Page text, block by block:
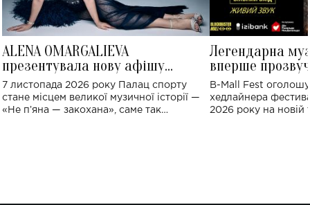
ALENA OMARGALIEVA
презентувала нову афішу
великого концерту в Палаці
спорту
7 листопада 2026 року Палац спорту
стане місцем великої музичної історії —
«Не пʼяна — закохана», саме так
Легендарна
вперше
Україні: де
B-Mall Fest
хедлайнера
2026 року на новій